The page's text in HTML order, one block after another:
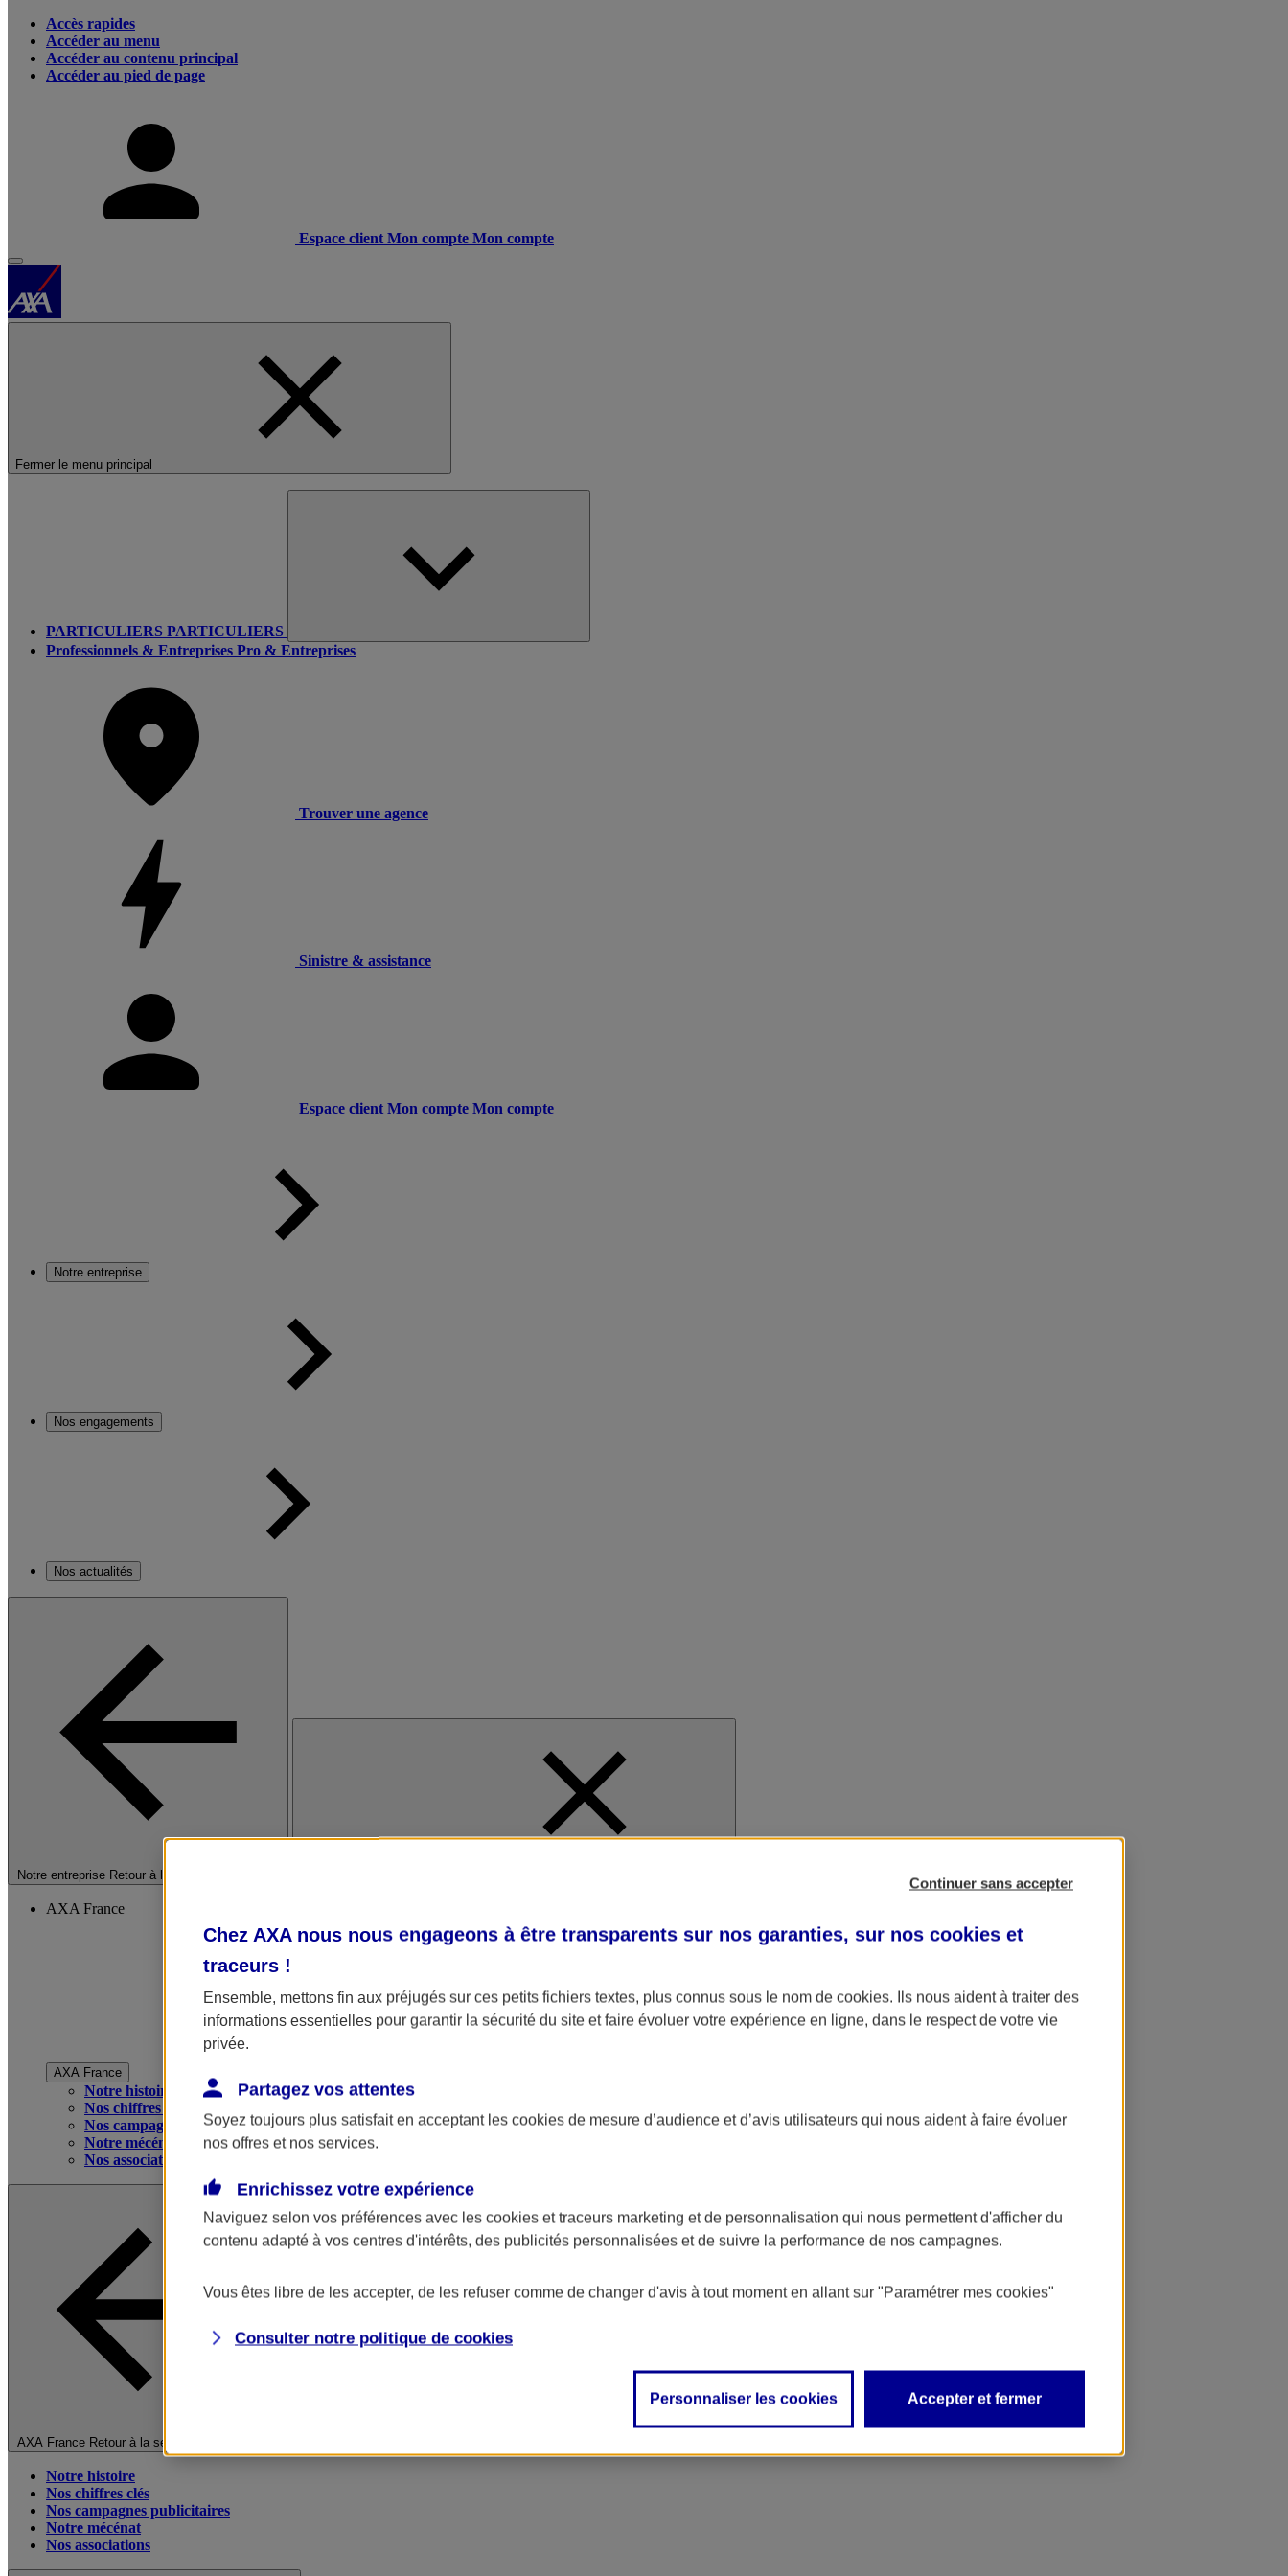
Accès rapides
Accéder au menu
Accéder au contenu principal
Accéder au pied de page
Espace client Mon compte Mon compte
Fermer le menu principal
PARTICULIERS PARTICULIERS
Professionnels & Entreprises Pro & Entreprises
Trouver une agence
Sinistre & assistance
Espace client Mon compte Mon compte
Notre entreprise
Nos engagements
Nos actualités
Notre entreprise Retour à la section précédente
AXA France
AXA France
Notre histoire
Nos chiffres clés
Nos campagnes publicitaires
Notre mécénat
Nos associations
AXA France Retour à la section précédente
Notre histoire
Nos chiffres clés
Nos campagnes publicitaires
Notre mécénat
Nos associations
Continuer sans accepter
Chez AXA nous nous engageons à être transparents sur nos garanties, sur nos cookies et
traceurs !
Ensemble, mettons fin aux préjugés sur ces petits fichiers textes, plus connus sous le nom de cookies. Ils nous aident à traiter des
informations essentielles pour garantir la sécurité du site et faire évoluer votre expérience en ligne, dans le respect de votre vie
privée.
Partagez vos attentes
Soyez toujours plus satisfait en acceptant les cookies de mesure d’audience et d’avis utilisateurs qui nous aident à faire évoluer
nos offres et nos services.
Enrichissez votre expérience
Naviguez selon vos préférences avec les cookies et traceurs marketing et de personnalisation qui nous permettent d'afficher du
contenu adapté à vos centres d'intérêts, des publicités personnalisées et de suivre la performance de nos campagnes.
Vous êtes libre de les accepter, de les refuser comme de changer d'avis à tout moment en allant sur "Paramétrer mes cookies"
Consulter notre politique de cookies
Personnaliser les cookies Accepter et fermer